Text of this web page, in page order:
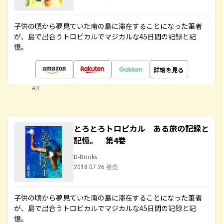
子供の頃から夢見ていた南の島に滞在することになった筆者
が、島で出合うトロピカルでマジカルな45日間の記録と記
憶。
詳細を見る
AD
とろとろトロピカル ある旅の記録と
記憶。 第4巻
D-Books
2018.07.26 発売
子供の頃から夢見ていた南の島に滞在することになった筆者
が、島で出合うトロピカルでマジカルな45日間の記録と記
憶。